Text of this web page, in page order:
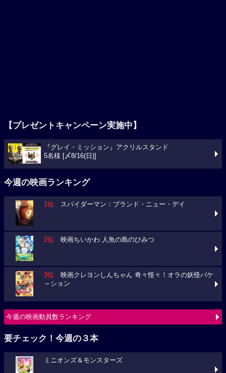
【プレゼントキャンペーン実施中】
『グレイ・ミッション』アクリルスタンド
5名様 [〆8/16(日)]
今週の映画ランキング
1位 スパイダーマン：ブランド・ニュー・デイ
2位 映画ちいかわ 人魚の島のひみつ
3位 映画クレヨンしんちゃん 奇々怪々！オラの妖怪バケ
～ション
今週の映画動員数ランキング
要チェック！今週の３本
ミニオンズ＆モンスターズ